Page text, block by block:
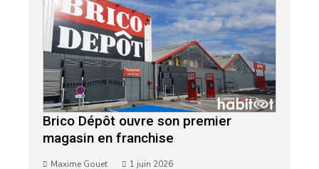
Brico Dépôt ouvre son premier
magasin en franchise
Maxime Gouet 1 juin 2026